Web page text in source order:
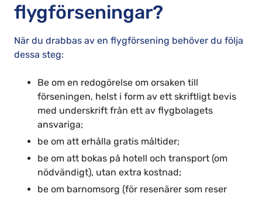
flygförseningar?
När du drabbas av en flygförsening behöver du följa
dessa steg:
Be om en redogörelse om orsaken till
förseningen, helst i form av ett skriftligt bevis
med underskrift från ett av flygbolagets
ansvariga;
be om att erhålla gratis måltider;
be om att bokas på hotell och transport (om
nödvändigt), utan extra kostnad;
be om barnomsorg (för resenärer som reser